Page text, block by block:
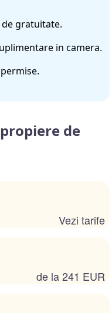
de gratuitate.
in camera.
de
Vezi tarife
de la 241 EUR